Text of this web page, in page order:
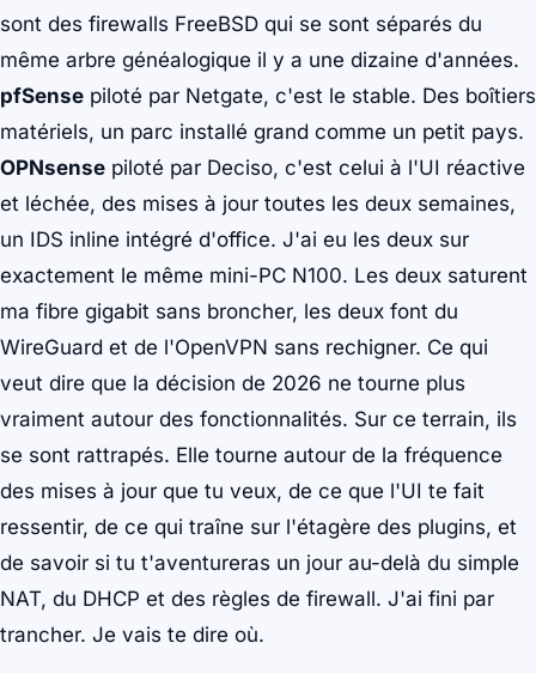
sont des firewalls FreeBSD qui se sont séparés du
même arbre généalogique il y a une dizaine d'années.
pfSense piloté par Netgate, c'est le stable. Des boîtiers
matériels, un parc installé grand comme un petit pays.
OPNsense piloté par Deciso, c'est celui à l'UI réactive
et léchée, des mises à jour toutes les deux semaines,
un IDS inline intégré d'office. J'ai eu les deux sur
exactement le même mini-PC N100. Les deux saturent
ma fibre gigabit sans broncher, les deux font du
WireGuard et de l'OpenVPN sans rechigner. Ce qui
veut dire que la décision de 2026 ne tourne plus
vraiment autour des fonctionnalités. Sur ce terrain, ils
se sont rattrapés. Elle tourne autour de la fréquence
des mises à jour que tu veux, de ce que l'UI te fait
ressentir, de ce qui traîne sur l'étagère des plugins, et
de savoir si tu t'aventureras un jour au-delà du simple
NAT, du DHCP et des règles de firewall. J'ai fini par
trancher. Je vais te dire où.